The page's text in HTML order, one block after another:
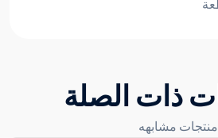
ذات الصلة
منتجات مشابهه